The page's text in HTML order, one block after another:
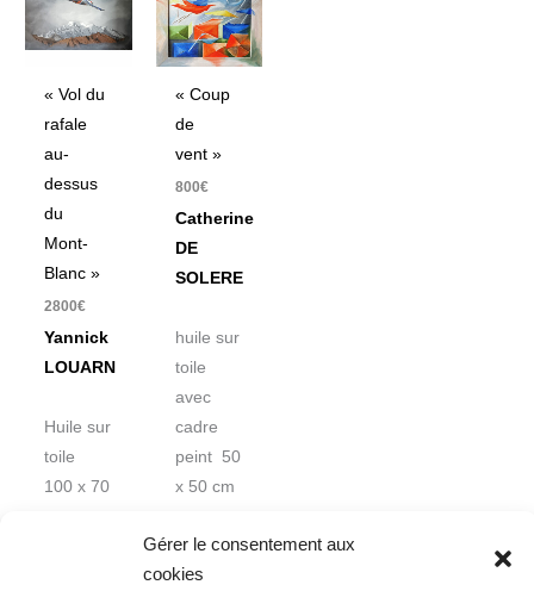
Gérer le consentement aux
cookies
« Vol du
rafale
au-
dessus
du
Mont-
Blanc »
2800€
Yannick
LOUARN
Huile sur
toile
100 x 70
« Coup
de
vent »
800€
Catherine
DE
SOLERE
huile sur
toile
avec
cadre
peint 50
x 50 cm